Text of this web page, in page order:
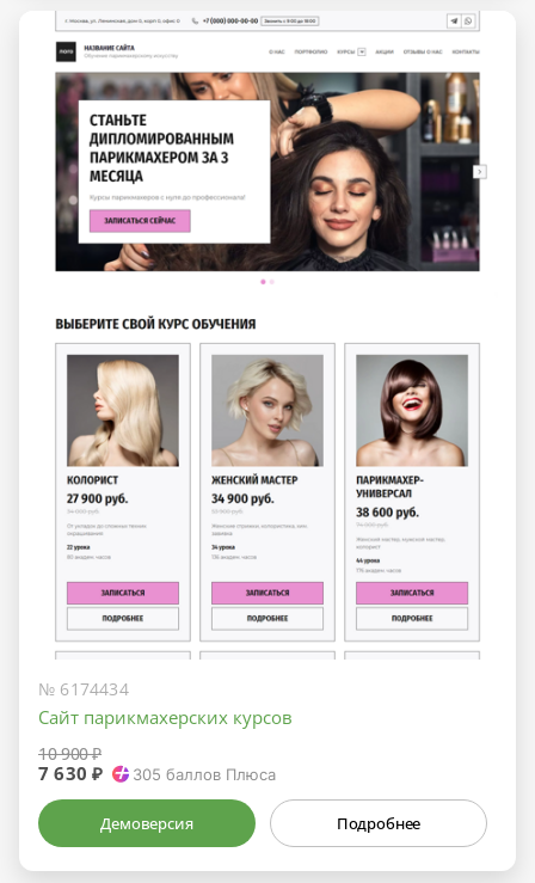
№ 6174434
Сайт парикмахерских курсов
10 900 ₽
7 630 ₽ 305 баллов Плюса
Демоверсия Подробнее